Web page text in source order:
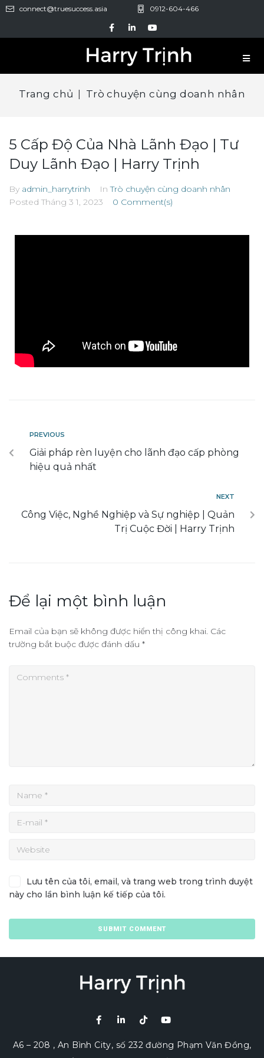
connect@truesuccess.asia 0912-604-466
Trang chủ Trò chuyện cùng doanh nhân
5 Cấp Độ Của Nhà Lãnh Đạo | Tư
Duy Lãnh Đạo | Harry Trịnh
By admin_harrytrinh InTrò chuyện cùng doanh nhân
Posted Tháng 3 1, 2023 0 Comment(s)
PREVIOUS
Giải pháp rèn luyện cho lãnh đạo cấp phòng
hiệu quả nhất
NEXT
Công Việc, Nghề Nghiệp và Sự nghiệp | Quản
Trị Cuộc Đời | Harry Trịnh
Để lại một bình luận
Email của bạn sẽ không được hiển thị công khai. Các
trường bắt buộc được đánh dấu *
Lưu tên của tôi, email, và trang web trong trình duyệt
này cho lần bình luận kế tiếp của tôi.
A6 – 208 , An Bình City, số 232 đường Phạm Văn Đồng,